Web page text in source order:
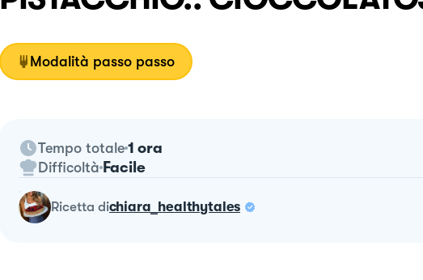
Modalità passo passo
Tempo totale 1 ora
Difficoltà Facile
ricetta dichiara_healthytales